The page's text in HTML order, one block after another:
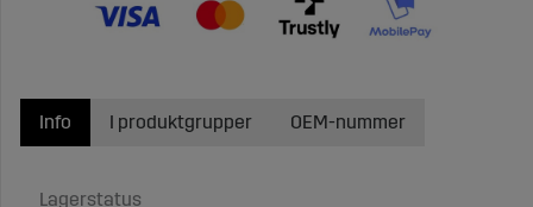
Info
Lagerstatus
I produktgrupper OEM-nummer